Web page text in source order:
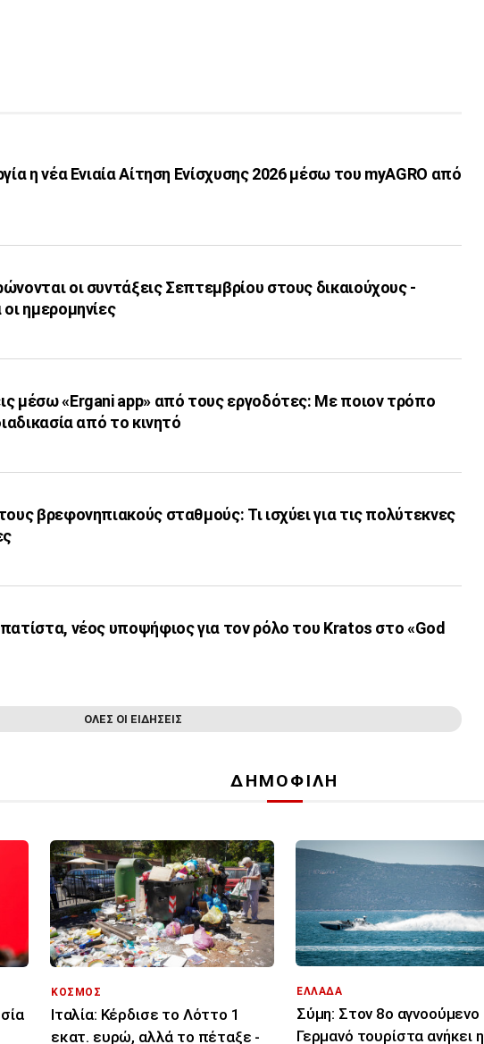
η νέα Ενιαία Αίτηση Ενίσχυσης 2026 μέσω του myAGRO από
οι συντάξεις Σεπτεμβρίου στους δικαιούχους -
ημερομηνίες
μέσω «Ergani app» από τους εργοδότες: Με ποιον τρόπο
από το κινητό
βρεφονηπιακούς σταθμούς: Τι ισχύει για τις πολύτεκνες
νέος υποψήφιος για τον ρόλο του Kratos στο «God
ΟΛΕΣ ΟΙ ΕΙΔΗΣΕΙΣ
ΔΗΜΟΦΙΛΗ
ΚΟΣΜΟΣ
Ιταλία: Κέρδισε το Λόττο 1
εκατ. ευρώ, αλλά το πέταξε -
ΕΛΛΑΔΑ
Σύμη: Στον 8ο αγνοούμενο
Γερμανό τουρίστα ανήκει η